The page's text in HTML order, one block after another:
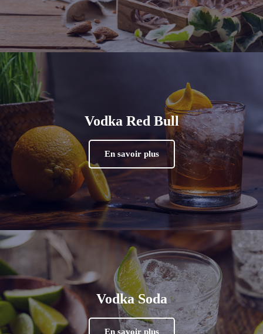
Vodka Red Bull
En savoir plus
Vodka Soda
En savoir plus